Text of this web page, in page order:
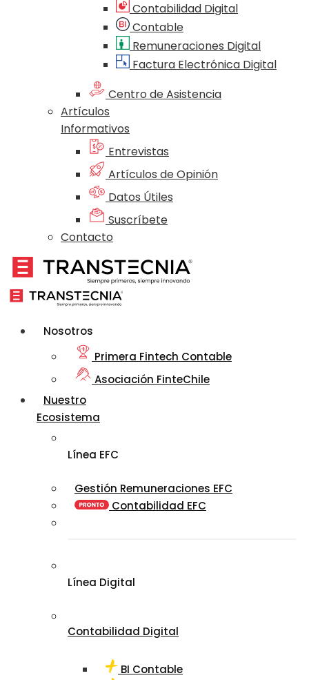
Contabilidad Digital
Contable
Remuneraciones Digital
Factura Electrónica Digital
Centro de Asistencia
Artículos
Informativos
Entrevistas
Artículos de Opinión
Datos Útiles
Suscríbete
Contacto
Nosotros
Primera Fintech Contable
Asociación FinteChile
Nuestro
Ecosistema
Línea EFC
Gestión Remuneraciones EFC
Contabilidad EFC
Línea Digital
Contabilidad Digital
BI Contable